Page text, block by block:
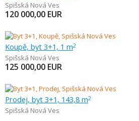
Spišská Nová Ves
120 000,00 EUR
Koupě, byt 3+1, 1 m2
Spišská Nová Ves
125 000,00 EUR
Prodej, byt 3+1, 143,8 m2
Spišská Nová Ves